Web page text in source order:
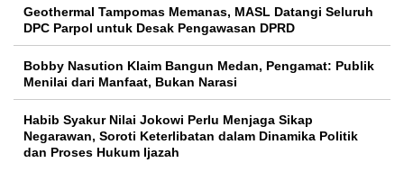
Geothermal Tampomas Memanas, MASL Datangi Seluruh
DPC Parpol untuk Desak Pengawasan DPRD
Bobby Nasution Klaim Bangun Medan, Pengamat: Publik
Menilai dari Manfaat, Bukan Narasi
Habib Syakur Nilai Jokowi Perlu Menjaga Sikap
Negarawan, Soroti Keterlibatan dalam Dinamika Politik
dan Proses Hukum Ijazah